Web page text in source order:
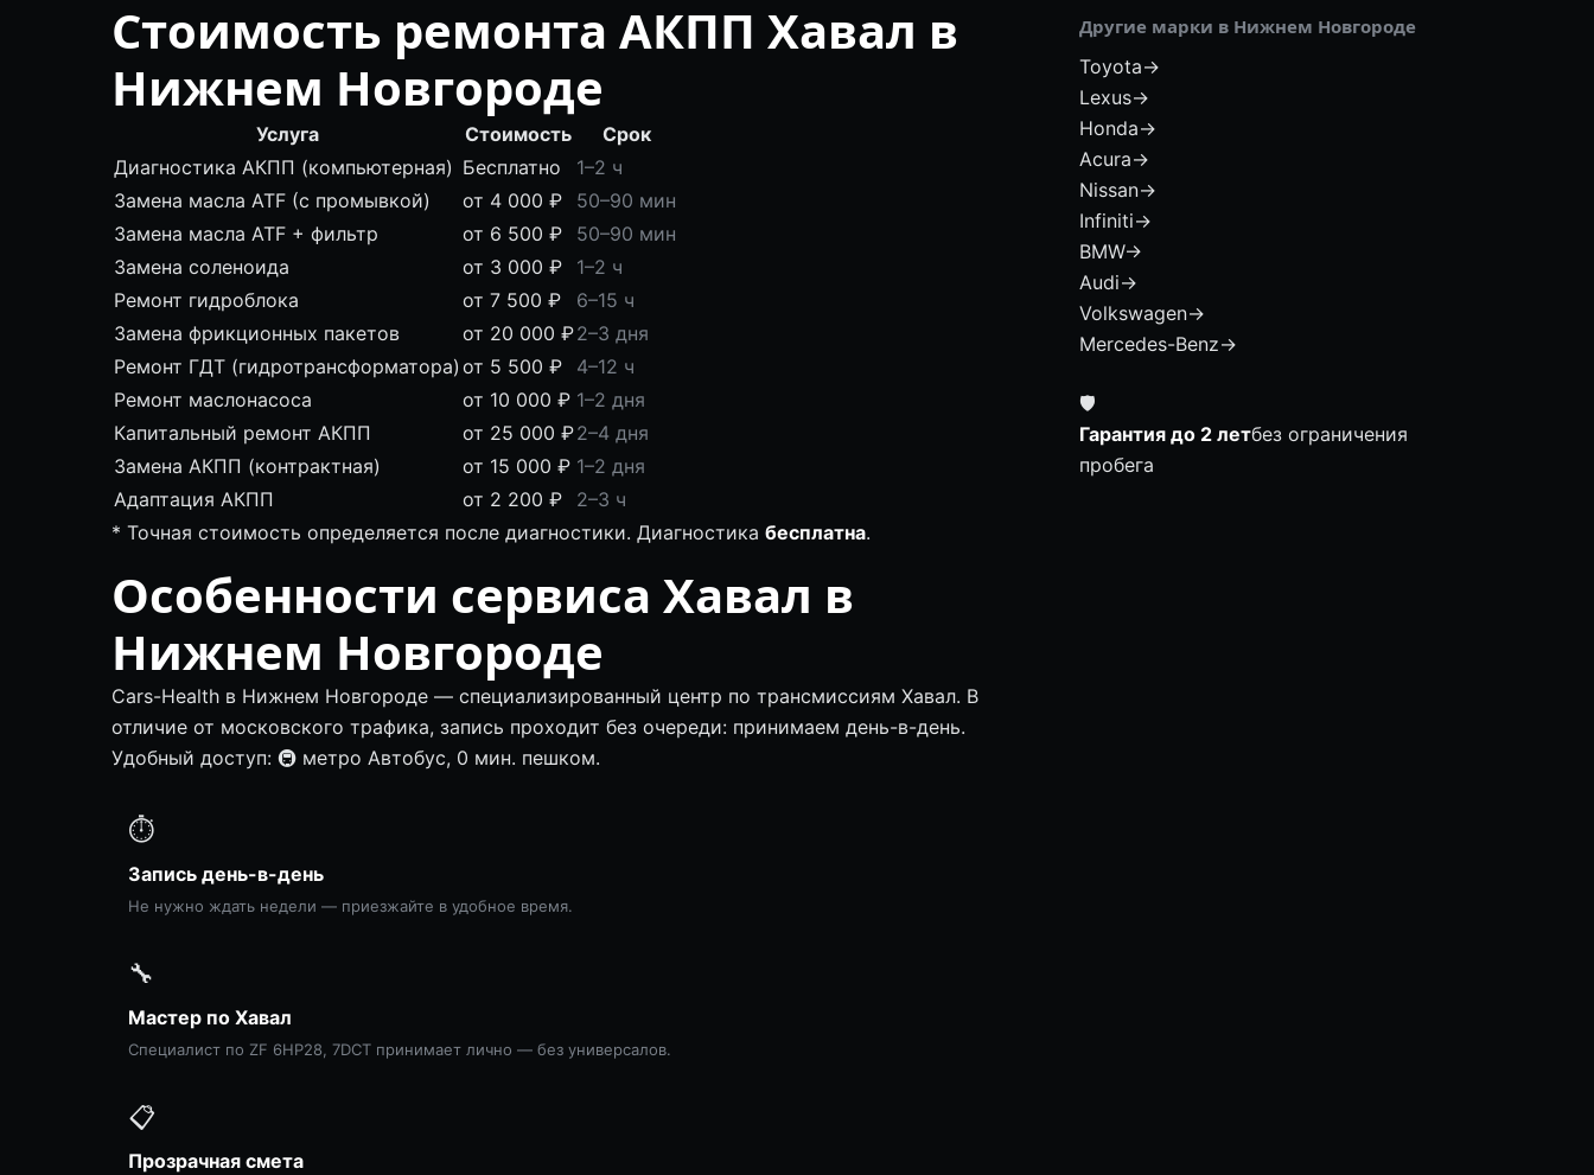
Стоимость ремонта АКПП Хавал в
Нижнем Новгороде
Услуга Стоимость
Срок
Диагностика АКПП (компьютерная) Бесплатно
1–2 ч
Замена масла ATF (с промывкой)
от 4 000 ₽
50–90 мин
Замена масла ATF + фильтр
от 6 500 ₽
50–90 мин
Замена соленоида
от 3 000 ₽
1–2 ч
Ремонт гидроблока
от 7 500 ₽
6–15 ч
Замена фрикционных пакетов
от 20 000 ₽2–3 дня
Ремонт ГДТ (гидротрансформатора) от 5 500 ₽
4–12 ч
Ремонт маслонасоса
от 10 000 ₽ 1–2 дня
Капитальный ремонт АКПП
от 25 000 ₽2–4 дня
Замена АКПП (контрактная)
от 15 000 ₽ 1–2 дня
Адаптация АКПП
от 2 200 ₽
2–3 ч
* Точная стоимость определяется после диагностики. Диагностика бесплатна.
Особенности сервиса Хавал в
Нижнем Новгороде
Cars-Health в Нижнем Новгороде — специализированный центр по трансмиссиям Хавал. В
отличие от московского трафика, запись проходит без очереди: принимаем день-в-день.
Удобный доступ: 🚇 метро Автобус, 0 мин. пешком.
⏱
Запись день-в-день
Не нужно ждать недели — приезжайте в удобное время.
🔧
Мастер по Хавал
Специалист по ZF 6HP28, 7DCT принимает лично — без универсалов.
📋
Прозрачная смета
Другие марки в Нижнем Новгороде
Toyota→
Lexus→
Honda→
Acura→
Nissan→
Infiniti→
BMW→
Audi→
Volkswagen→
Mercedes-Benz→
🛡
Гарантия до 2 летбез ограничения
пробега